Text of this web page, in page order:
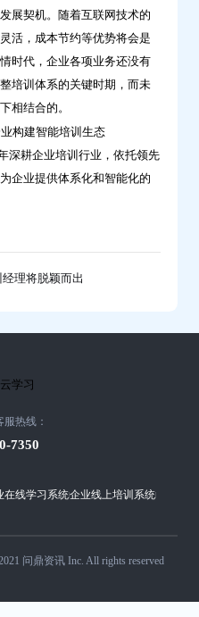
展契机。随着互联网技术的
活，成本节约等优势将会是
时代，企业各项业务还没有
培训体系的关键时期，而未
相结合的。
深耕企业培训行业，依托领先
企业提供体系化和智能化的
理将脱颖而出
在线学习系统企业线上培训系统
热线：
7350
问鼎资讯 Inc. All rights reserved